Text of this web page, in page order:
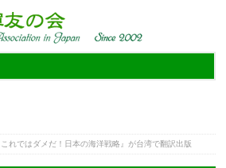
これではダメだ！日本の海洋戦略』が台湾で翻訳出版